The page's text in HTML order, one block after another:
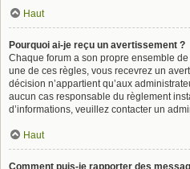
Haut
Pourquoi ai-je reçu un avertissement ?
Chaque forum a son propre ensemble
une de ces règles, vous recevrez un
décision n’appartient qu’aux
aucun cas responsable du règlement
d’informations, veuillez contacter un
Haut
Comment puis-je rapporter des